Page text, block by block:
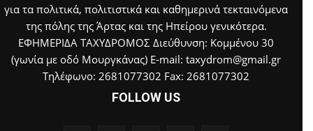
για τα πολιτικά, πολιτιστικά και καθημερινά τεκταινόμενα
της πόλης της Άρτας και της Ηπείρου γενικότερα.
ΕΦΗΜΕΡΙΔΑ ΤΑΧΥΔΡΟΜΟΣ Διεύθυνση: Κομμένου 30
(γωνία με οδό Μουργκάνας) E-mail: taxydrom@gmail.gr
Τηλέφωνο: 2681077302 Fax: 2681077302
FOLLOW US